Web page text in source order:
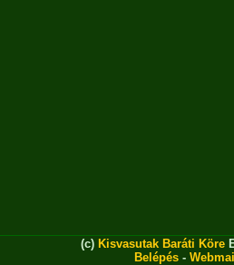
(c) Kisvasutak Baráti Köre
Belépés -